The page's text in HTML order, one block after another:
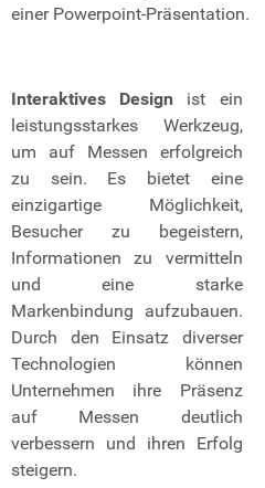
einer Powerpoint-Präsentation.
Interaktives Design ist ein
leistungsstarkes Werkzeug,
um auf Messen erfolgreich
zu sein. Es bietet eine
einzigartige Möglichkeit,
Besucher zu begeistern,
Informationen zu vermitteln
und eine starke
Markenbindung aufzubauen.
Durch den Einsatz diverser
Technologien können
Unternehmen ihre Präsenz
auf Messen deutlich
verbessern und ihren Erfolg
steigern.